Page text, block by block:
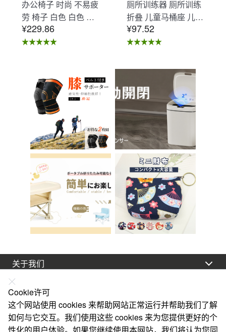
办公椅子 时尚 不易疲
劳 椅子 白色 白色 办
公椅子 不易疲劳 学习
椅 北欧 儿童 椅子 学
椅子 在家办公 Asher
Brilliant C-56
¥229.86
厕所训练器 厕所训练
折叠 儿童马桶座 儿童
马桶辅助 收纳式马桶
座 小孩马桶座 儿童厕
女孩 儿童 孩子 儿童
马桶训练 免邮 踏步器
厕所
¥97.52
关于我们
法律声明
帮助
服务
Cookie许可
这个网站使用 cookies 来帮助网站正常运行并帮助我们了解
如何与它交互。我们使用这些 cookies 来为您提供更好的个